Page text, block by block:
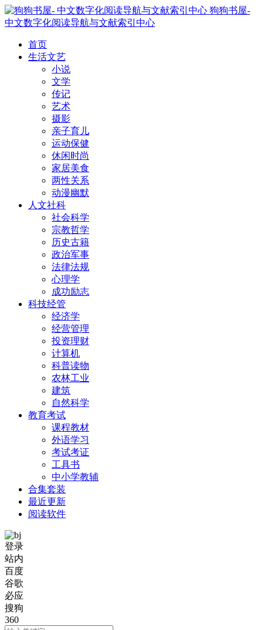
狗狗书屋-
中文数字化阅读导航与文献索引中心
首页
生活文艺
小说
文学
传记
艺术
摄影
亲子育儿
运动保健
休闲时尚
家居美食
两性关系
动漫幽默
人文社科
社会科学
宗教哲学
历史古籍
政治军事
法律法规
心理学
成功励志
科技经管
经济学
经营管理
投资理财
计算机
科普读物
农林工业
建筑
自然科学
教育考试
课程教材
外语学习
考试考证
工具书
中小学教辅
合集套装
最近更新
阅读软件
登录
站内
百度
谷歌
必应
搜狗
360